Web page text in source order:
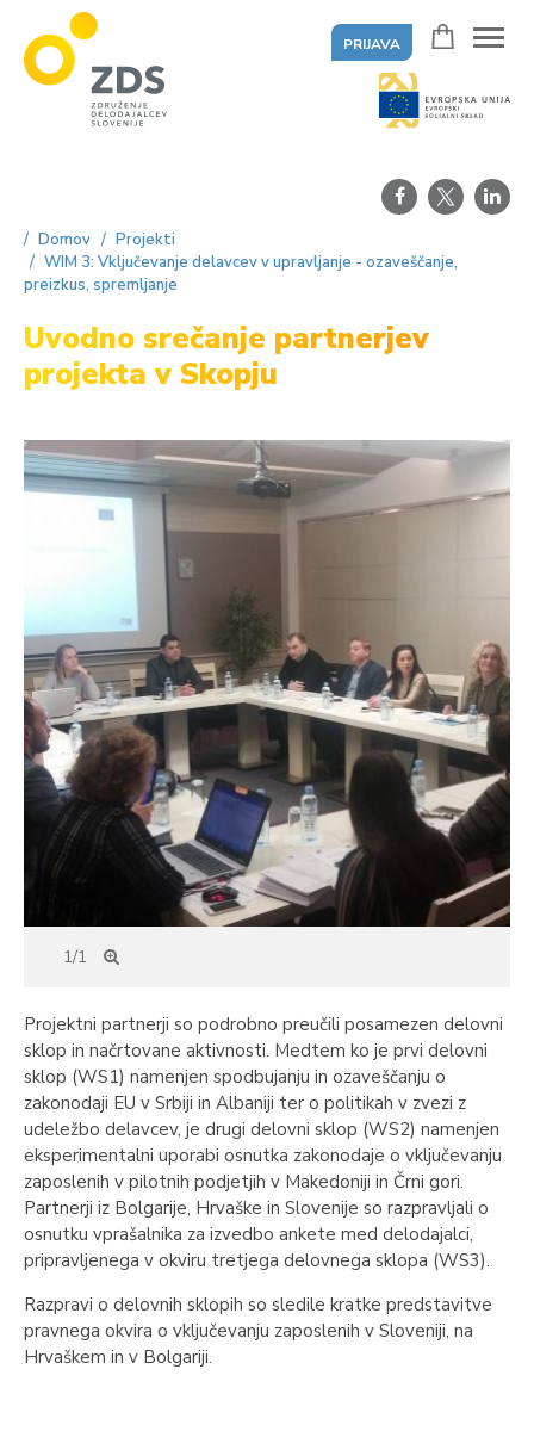
PRIJAVA
Domov
Projekti
WIM 3: Vključevanje delavcev v upravljanje - ozaveščanje,
preizkus, spremljanje
Uvodno srečanje partnerjev
projekta v Skopju
1/1
Projektni partnerji so podrobno preučili posamezen delovni
sklop in načrtovane aktivnosti. Medtem ko je prvi delovni
sklop (WS1) namenjen spodbujanju in ozaveščanju o
zakonodaji EU v Srbiji in Albaniji ter o politikah v zvezi z
udeležbo delavcev, je drugi delovni sklop (WS2) namenjen
eksperimentalni uporabi osnutka zakonodaje o vključevanju
zaposlenih v pilotnih podjetjih v Makedoniji in Črni gori.
Partnerji iz Bolgarije, Hrvaške in Slovenije so razpravljali o
osnutku vprašalnika za izvedbo ankete med delodajalci,
pripravljenega v okviru tretjega delovnega sklopa (WS3).
Razpravi o delovnih sklopih so sledile kratke predstavitve
pravnega okvira o vključevanju zaposlenih v Sloveniji, na
Hrvaškem in v Bolgariji.